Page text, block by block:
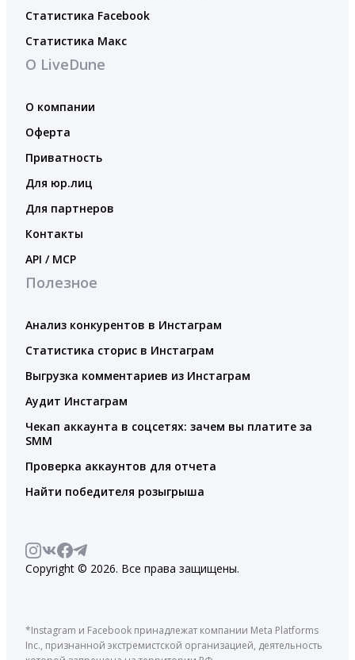
Статистика Facebook
Статистика Макс
О LiveDune
О компании
Оферта
Приватность
Для юр.лиц
Для партнеров
Контакты
API / MCP
Полезное
Анализ конкурентов в Инстаграм
Статистика сторис в Инстаграм
Выгрузка комментариев из Инстаграм
Аудит Инстаграм
Чекап аккаунта в соцсетях: зачем вы платите за
SMM
Проверка аккаунтов для отчета
Найти победителя розыгрыша
Copyright © 2026. Все права защищены.
*Instagram и Facebook принадлежат компании Meta Platforms
Inc., признанной экстремистской организацией, деятельность